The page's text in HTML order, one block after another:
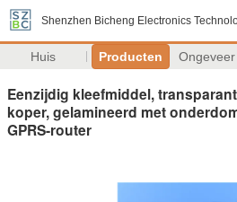
Shenzhen Bicheng Electronics
Huis Producten
Eenzijdig kleefmiddel,
koper, gelamineerd met
GPRS-router